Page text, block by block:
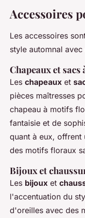
Accessoires
Les accessoires
style automnal
Chapeaux et
Les chapeaux et
pièces maîtresses
chapeau à motifs
fantaisie et de
quant à eux, offrent
des motifs floraux
Bijoux et
Les bijoux et
l'accentuation du
d'oreilles avec des